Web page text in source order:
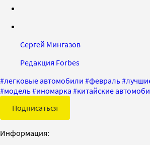
Сергей Мингазов
Редакция Forbes
#легковые автомобили #февраль#
#модель#иномарка #китайские
Подписаться
Информация: